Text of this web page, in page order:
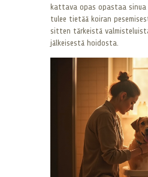
kattava opas opastaa sinua
tulee tietää koiran
sitten tärkeistä
jälkeisestä hoidosta.